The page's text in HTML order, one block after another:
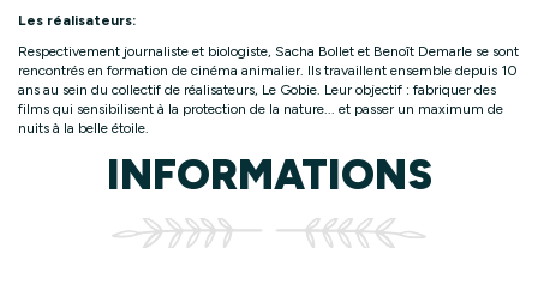
Les réalisateurs:
Respectivement journaliste et biologiste, Sacha Bollet et Benoît Demarle se sont
rencontrés en formation de cinéma animalier. Ils travaillent ensemble depuis 10
ans au sein du collectif de réalisateurs, Le Gobie. Leur objectif : fabriquer des
films qui sensibilisent à la protection de la nature... et passer un maximum de
nuits à la belle étoile.
INFORMATIONS